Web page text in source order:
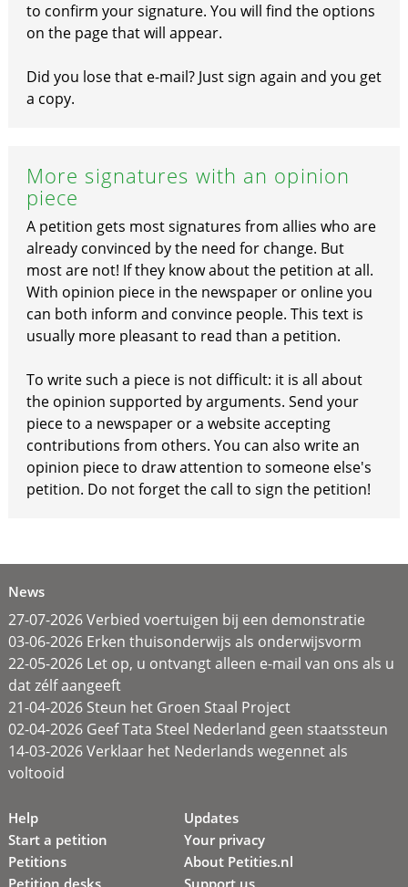
to confirm your signature. You will find the options
on the page that will appear.
Did you lose that e-mail? Just sign again and you get
a copy.
More signatures with an opinion
piece
A petition gets most signatures from allies who are
already convinced by the need for change. But
most are not! If they know about the petition at all.
With opinion piece in the newspaper or online you
can both inform and convince people. This text is
usually more pleasant to read than a petition.
To write such a piece is not difficult: it is all about
the opinion supported by arguments. Send your
piece to a newspaper or a website accepting
contributions from others. You can also write an
opinion piece to draw attention to someone else's
petition. Do not forget the call to sign the petition!
News
27-07-2026 Verbied voertuigen bij een demonstratie
03-06-2026 Erken thuisonderwijs als onderwijsvorm
22-05-2026 Let op, u ontvangt alleen e-mail van ons als u
dat zélf aangeeft
21-04-2026 Steun het Groen Staal Project
02-04-2026 Geef Tata Steel Nederland geen staatssteun
14-03-2026 Verklaar het Nederlands wegennet als
voltooid
Help
Start a petition
Petitions
Petition desks
Updates
Your privacy
About Petities.nl
Support us